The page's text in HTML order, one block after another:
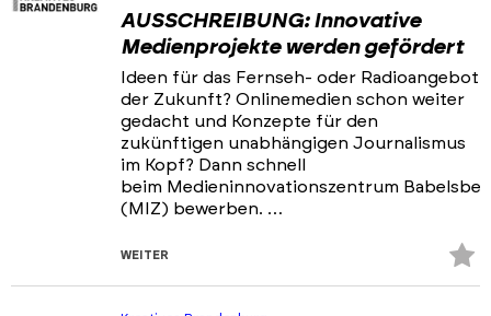
AUSSCHREIBUNG: Innovative
Medienprojekte werden gefördert
Ideen für das Fernseh- oder Radioangebot
der Zukunft? Onlinemedien schon weiter
gedacht und Konzepte für den
zukünftigen unabhängigen Journalismus
im Kopf? Dann schnell
beim Medieninnovationszentrum
(MIZ) bewerben. …
WEITER